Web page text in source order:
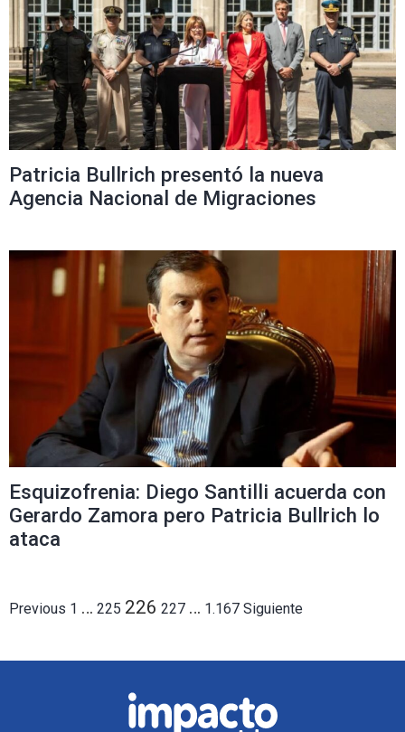
Patricia Bullrich presentó la nueva
Agencia Nacional de Migraciones
Esquizofrenia: Diego Santilli acuerda con
Gerardo Zamora pero Patricia Bullrich lo
ataca
Paginación
entradas
Previous 1 … 225 226 227 … 1.167 Siguiente